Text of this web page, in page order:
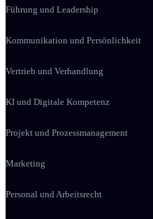
Führung und Leadership
Kommunikation und Persönlichkeit
Vertrieb und Verhandlung
KI und Digitale Kompetenz
Projekt und Prozessmanagement
Marketing
Personal und Arbeitsrecht